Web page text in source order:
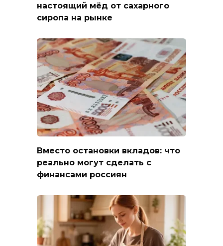
настоящий мёд от сахарного
сиропа на рынке
Вместо остановки вкладов: что
реально могут сделать с
финансами россиян